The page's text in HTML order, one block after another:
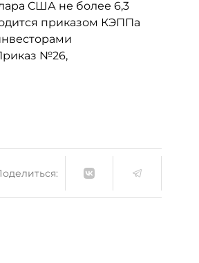
США не более 6,3
приказом КЭППа
№26,